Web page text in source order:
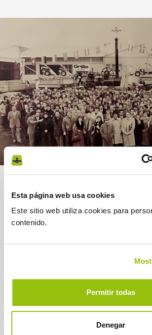
Esta página web usa cookies
Este sitio web utiliza cookies para
contenido.
Permitir todas
Denegar
eficiente equipo de técnicos y
resistencia, manejo y versatilidad y
haber pasado todos los ensayos se
La producción industrial se realiza
utilización de máquinas herramientas
montaje parcialmente
plantas de producción localizadas en